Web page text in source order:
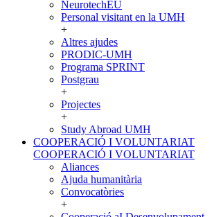
NeurotechEU
Personal visitant en la UMH
+
Altres ajudes
PRODIC-UMH
Programa SPRINT
Postgrau
+
Projectes
+
Study Abroad UMH
COOPERACIÓ I VOLUNTARIAT
COOPERACIÓ I VOLUNTARIAT
Aliances
Ajuda humanitària
Convocatòries
+